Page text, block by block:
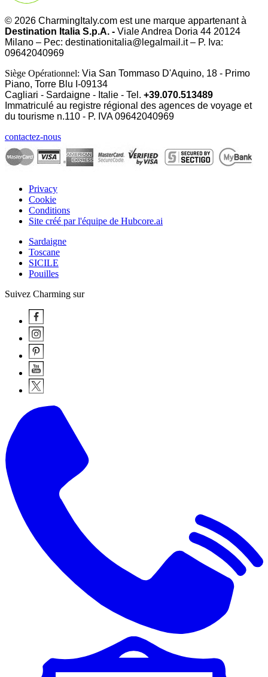
© 2026 CharmingItaly.com est une marque appartenant à
Destination Italia S.p.A. - Viale Andrea Doria 44 20124
Milano – Pec: destinationitalia@legalmail.it – P. Iva:
09642040969
Siège Opérationnel: Via San Tommaso D'Aquino, 18 - Primo
Piano, Torre Blu I-09134
Cagliari - Sardaigne - Italie - Tel. +39.070.513489
Immatriculé au registre régional des agences de voyage et
du tourisme n.110 - P. IVA09642040969
contactez-nous
Privacy
Cookie
Conditions
Site créé par l'équipe de Hubcore.ai
Sardaigne
Toscane
SICILE
Pouilles
Suivez Charming sur